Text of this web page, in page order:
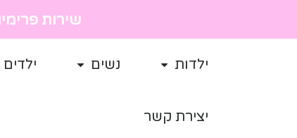
שירות
ילדות נשים ילדים
יצירת קשר